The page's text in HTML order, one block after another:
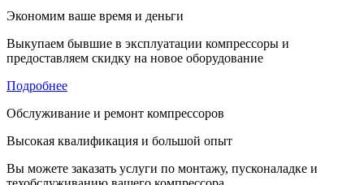
Экономим ваше время и деньги
Выкупаем бывшие в эксплуатации компрессоры и
предоставляем скидку на новое оборудование
Подробнее
Обслуживание и ремонт компрессоров
Высокая квалификация и большой опыт
Вы можете заказать услуги по монтажу, пусконаладке и